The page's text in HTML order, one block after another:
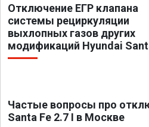
Отключение ЕГР клапана
системы рециркуляции
выхлопных газов других
модификаций Hyundai
Частые вопросы про
Santa Fe 2.7 I в Москве